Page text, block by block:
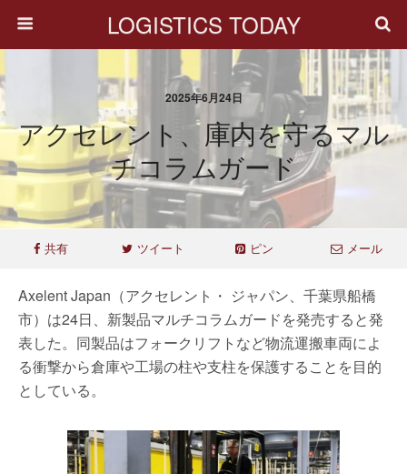
LOGISTICS TODAY
2025年6月24日
アクセレント、庫内を守るマル
チコラムガード
共有 ツイート ピン メール
Axelent Japan（アクセレント・ ジャパン、千葉県船橋
市）は24日、新製品マルチコラムガードを発売すると発
表した。同製品はフォークリフトなど物流運搬車両によ
る衝撃から倉庫や工場の柱や支柱を保護することを目的
としている。